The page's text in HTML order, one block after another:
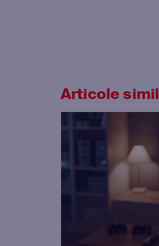
Articole